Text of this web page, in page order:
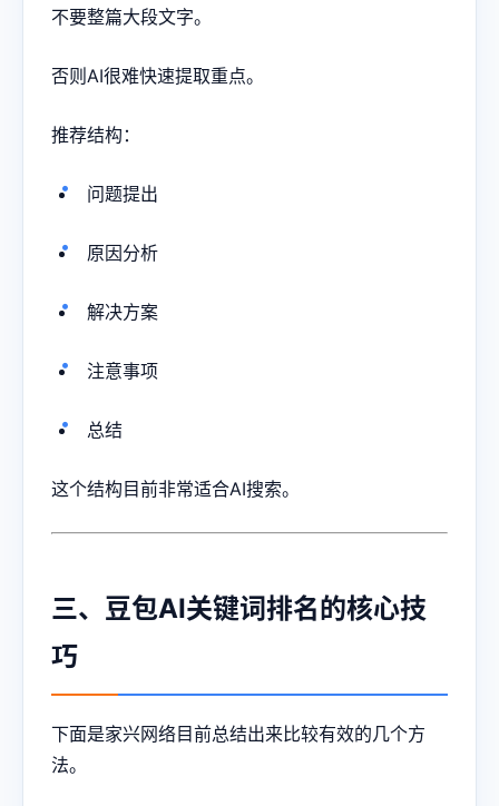
不要整篇大段文字。
否则AI很难快速提取重点。
推荐结构：
问题提出
原因分析
解决方案
注意事项
总结
这个结构目前非常适合AI搜索。
三、豆包AI关键词排名的核心技
巧
下面是家兴网络目前总结出来比较有效的几个方
法。